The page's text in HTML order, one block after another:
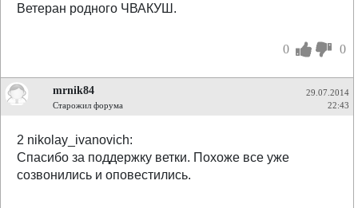
Ветеран родного ЧВАКУШ.
0 0
mrnik84
Старожил форума
29.07.2014
22:43
2 nikolay_ivanovich:
Спасибо за поддержку ветки. Похоже все уже
созвонились и оповестились.